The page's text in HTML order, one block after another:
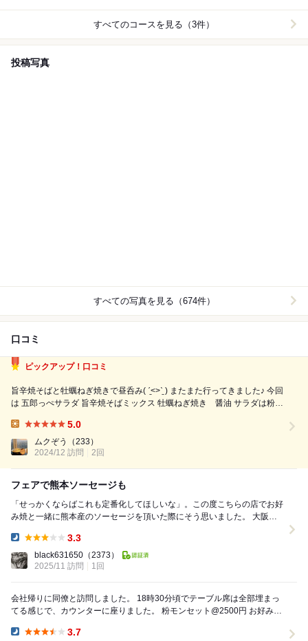
すべてのコースを見る（3件）
投稿写真
すべての写真を見る（674件）
口コミ
ピックアップ！口コミ
旨辛焼そばと牡蠣ねぎ焼きで昼呑み( ˊ̱˂˃ˋ̱ ) またまた行ってきました♪ 今回
は 五郎っぺサラダ 旨辛焼そばミックス 牡蠣ねぎ焼き 醤油 サラダは粉チ
5.0
ムクぞう
（233）
2024/12 訪問
2回
フェアで熊本ソーセージも
「せっかくならばこれも定番化してほしいな」。この度こちらの店でお好
み焼と一緒に熊本産のソーセージを頂いた際にそう思いました。 大阪駅
3.3
black631650 （2373）
2025/11 訪問
1回
会社帰りに同僚と訪問しました。 18時30分頃でテーブル席は全部埋まっ
てる感じで、カウンターに座りました。 粉モンセット@2500円 お好み焼
3.7